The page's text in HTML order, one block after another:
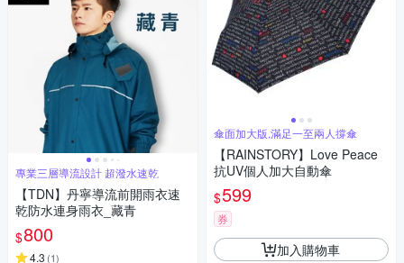
專業三層導流設計 超潑水速乾
【TDN】丹寧導流前開雨衣速
乾防水連身雨衣_藏青
$800
4.3 (1)
傘面加大版,滿足一至兩人撐傘
【RAINSTORY】Love Peace
抗UV個人加大自動傘
$599
券
加入購物車